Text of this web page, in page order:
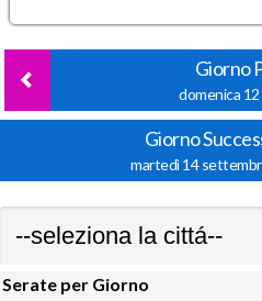
Giorno
domenica
Giorno
martedì 14
Serate per Giorno